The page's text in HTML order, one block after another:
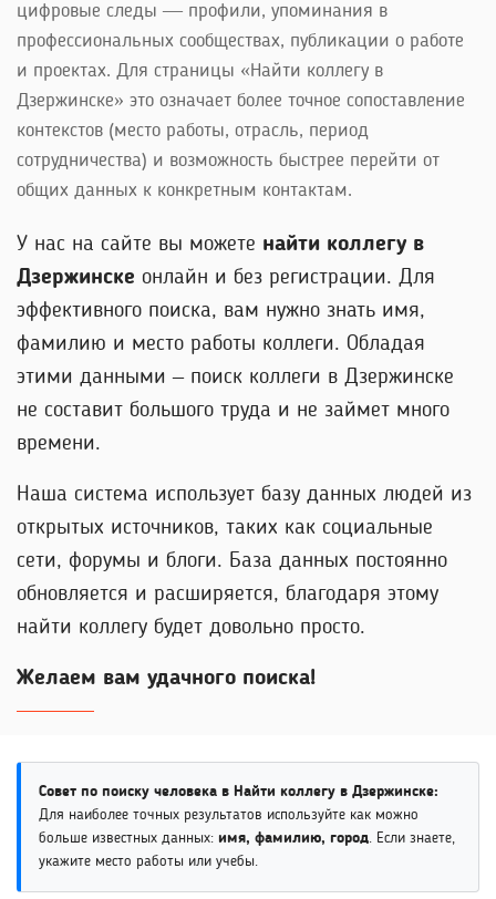
цифровые следы — профили, упоминания в
профессиональных сообществах, публикации о работе
и проектах. Для страницы «Найти коллегу в
Дзержинске» это означает более точное сопоставление
контекстов (место работы, отрасль, период
сотрудничества) и возможность быстрее перейти от
общих данных к конкретным контактам.
У нас на сайте вы можете найти коллегу в
Дзержинске онлайн и без регистрации. Для
эффективного поиска, вам нужно знать имя,
фамилию и место работы коллеги. Обладая
этими данными – поиск коллеги в Дзержинске
не составит большого труда и не займет много
времени.
Наша система использует базу данных людей из
открытых источников, таких как социальные
сети, форумы и блоги. База данных постоянно
обновляется и расширяется, благодаря этому
найти коллегу будет довольно просто.
Желаем вам удачного поиска!
Совет по поиску человека в Найти коллегу в Дзержинске:
Для наиболее точных результатов используйте как можно
больше известных данных: имя, фамилию, город. Если знаете,
укажите место работы или учебы.